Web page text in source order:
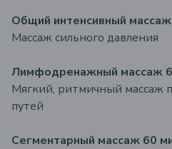
Общий интенсивный
Массаж сильного давления
Лимфодренажный массаж
Мягкий, ритмичный массаж
путей
Сегментарный массаж 60